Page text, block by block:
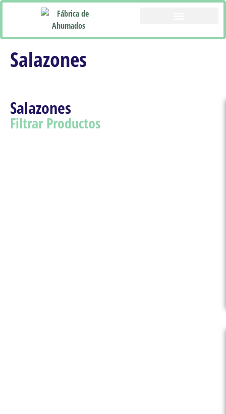
Salazones
Salazones
Filtrar Productos